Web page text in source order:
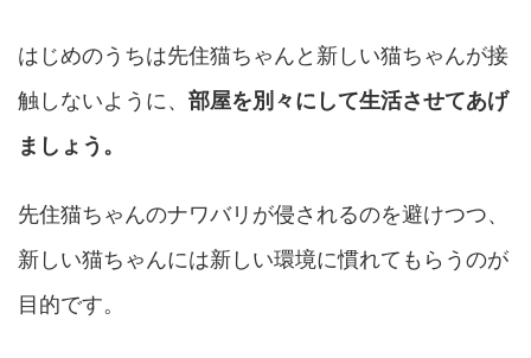
はじめのうちは先住猫ちゃんと新しい猫ちゃんが接
触しないように、 部屋を別々にして生活させてあげ
ましょう。
先住猫ちゃんのナワバリが侵されるのを避けつつ、
新しい猫ちゃんには新しい環境に慣れてもらうのが
目的です。